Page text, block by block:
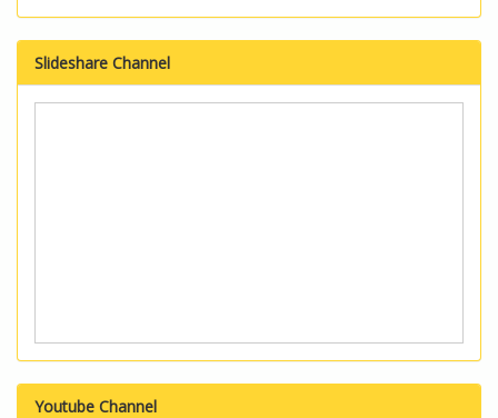
Slideshare Channel
Youtube Channel